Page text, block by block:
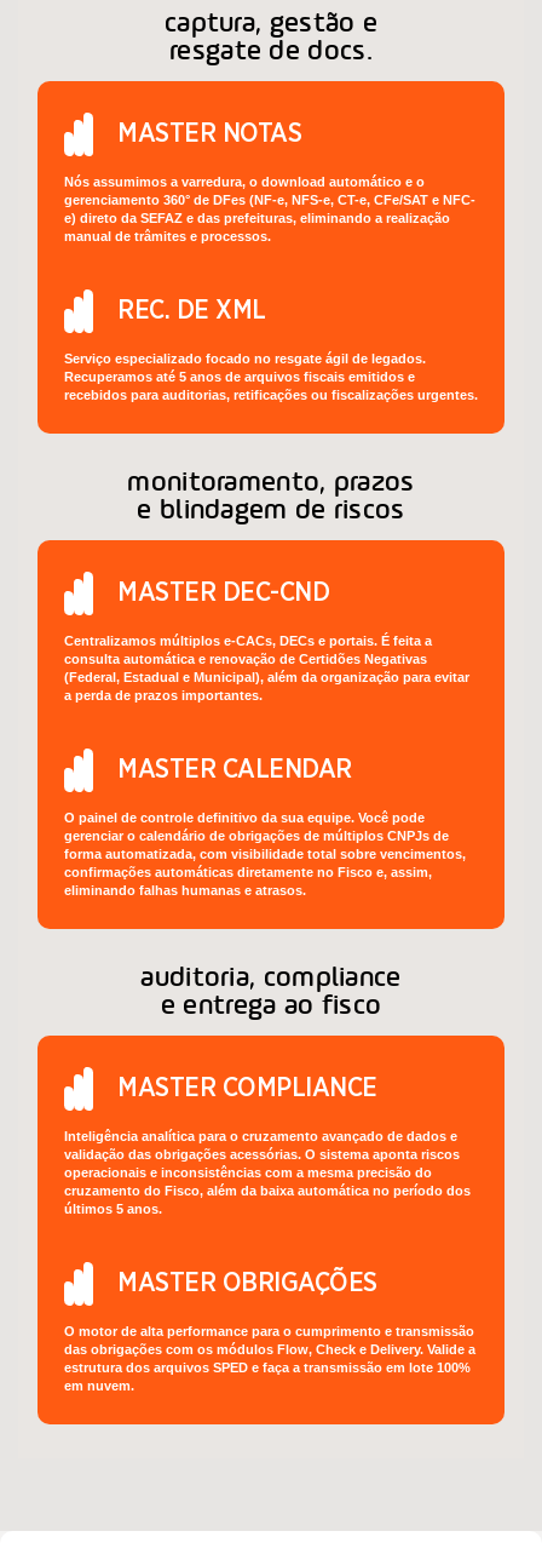
captura, gestão e
resgate de docs.
MASTER NOTAS
Nós assumimos a varredura, o download automático e o
gerenciamento 360° de DFes (NF-e, NFS-e, CT-e, CFe/SAT e NFC-
e) direto da SEFAZ e das prefeituras, eliminando a realização
manual de trâmites e processos.
REC. DE XML
Serviço especializado focado no resgate ágil de legados.
Recuperamos até 5 anos de arquivos fiscais emitidos e
recebidos para auditorias, retificações ou fiscalizações urgentes.
monitoramento, prazos
e blindagem de riscos
MASTER DEC-CND
Centralizamos múltiplos e-CACs, DECs e portais. É feita a
consulta automática e renovação de Certidões Negativas
(Federal, Estadual e Municipal), além da organização para evitar
a perda de prazos importantes.
MASTER CALENDAR
O painel de controle definitivo da sua equipe. Você pode
gerenciar o calendário de obrigações de múltiplos CNPJs de
forma automatizada, com visibilidade total sobre vencimentos,
confirmações automáticas diretamente no Fisco e, assim,
eliminando falhas humanas e atrasos.
auditoria, compliance
e entrega ao fisco
MASTER COMPLIANCE
Inteligência analítica para o cruzamento avançado de dados e
validação das obrigações acessórias. O sistema aponta riscos
operacionais e inconsistências com a mesma precisão do
cruzamento do Fisco, além da baixa automática no período dos
últimos 5 anos.
MASTER OBRIGAÇÕES
O motor de alta performance para o cumprimento e transmissão
das obrigações com os módulos Flow, Check e Delivery. Valide a
estrutura dos arquivos SPED e faça a transmissão em lote 100%
em nuvem.